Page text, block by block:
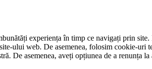
experiența în timp ce navigați prin
ului web. De asemenea, folosim cookie-
De asemenea, aveți opțiunea de a renunța